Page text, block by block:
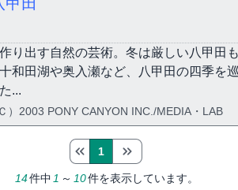
り出す自然の芸術。冬は厳しい八甲田
和田湖や奥入瀬など、八甲田の四季を
...
Ｃ）2003 PONY CANYON INC./MEDIA・LAB
14件中 1 ～ 10件を表示しています。
1